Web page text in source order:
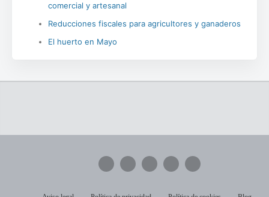
comercial y artesanal
Reducciones fiscales para agricultores y ganaderos
El huerto en Mayo